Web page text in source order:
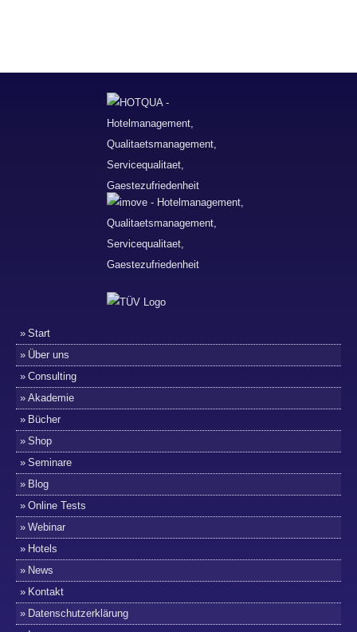
Start
Über uns
Consulting
Akademie
Bücher
Shop
Seminare
Blog
Online Tests
Webinar
Hotels
News
Kontakt
Datenschutzerklärung